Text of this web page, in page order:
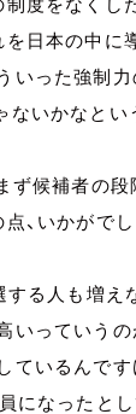
度をなくし
を日本の中
いった強制
いかなとい
ず候補者の
、いかがでし
する人も増
いっていう
いるんです
になったと